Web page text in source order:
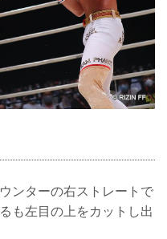
ンターの右ストレートで
も左目の上をカットし出